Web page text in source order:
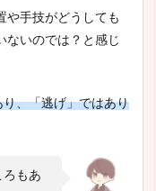
や手技がどうしても
ないのでは？と感じ
り、「逃げ」ではあり
ろもあ